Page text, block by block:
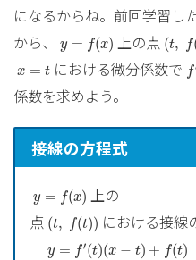
になるからね。前回学習し
から、
y = f(x)
y =f (x) 上の点 (t, f
(t f
x = t
x =t における微分係数で f
f′
係数を求めよう。
接線の方程式
y = f(x)
y =f (x)
上の
点 (t, f(t))
(t f(t)) における接線
y = f′(t)(x − t) + f(t)
y (t)(x− +f ( )